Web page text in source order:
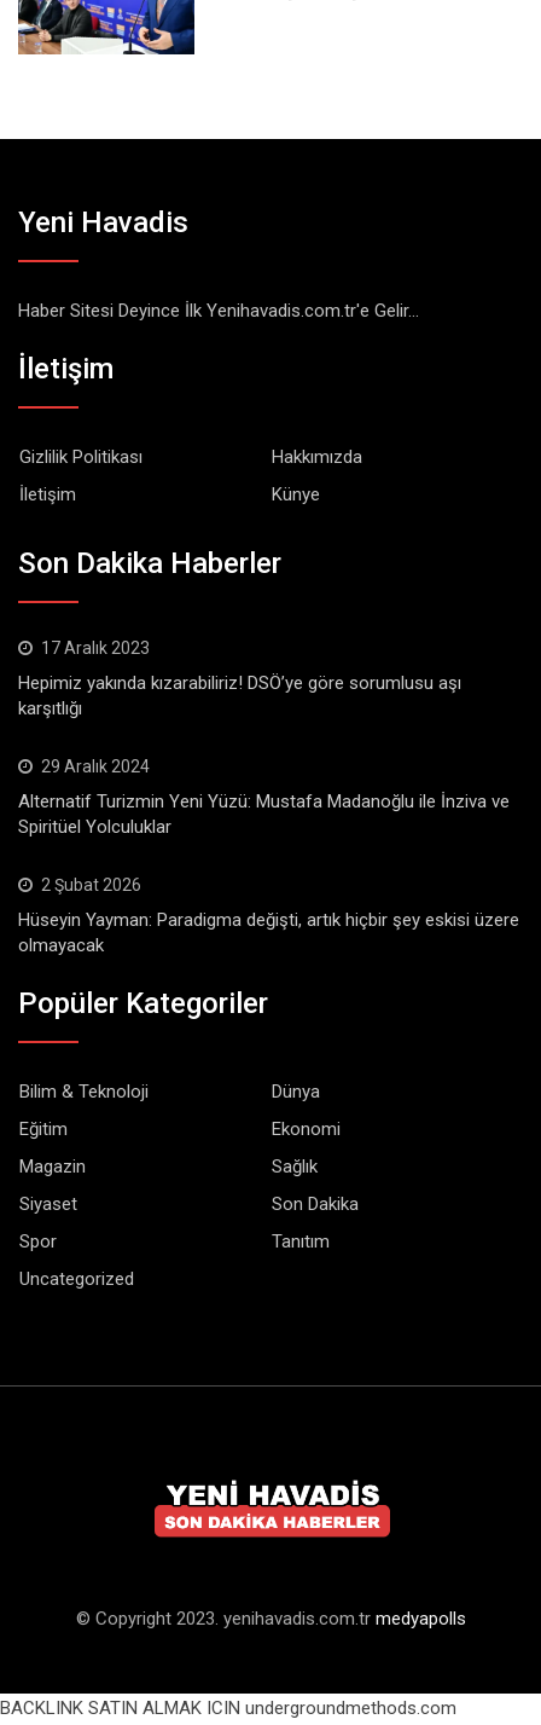
Yeni Havadis
Haber Sitesi Deyince İlk Yenihavadis.com.tr'e Gelir...
İletişim
Gizlilik Politikası
Hakkımızda
İletişim
Künye
Son Dakika Haberler
17 Aralık 2023
Hepimiz yakında kızarabiliriz! DSÖ’ye göre sorumlusu aşı
karşıtlığı
29 Aralık 2024
Alternatif Turizmin Yeni Yüzü: Mustafa Madanoğlu ile İnziva ve
Spiritüel Yolculuklar
2 Şubat 2026
Hüseyin Yayman: Paradigma değişti, artık hiçbir şey eskisi üzere
olmayacak
Popüler Kategoriler
Bilim & Teknoloji
Dünya
Eğitim
Ekonomi
Magazin
Sağlık
Siyaset
Son Dakika
Spor
Tanıtım
Uncategorized
© Copyright 2023. yenihavadis.com.tr medyapolls
BACKLINK SATIN ALMAK ICIN undergroundmethods.com